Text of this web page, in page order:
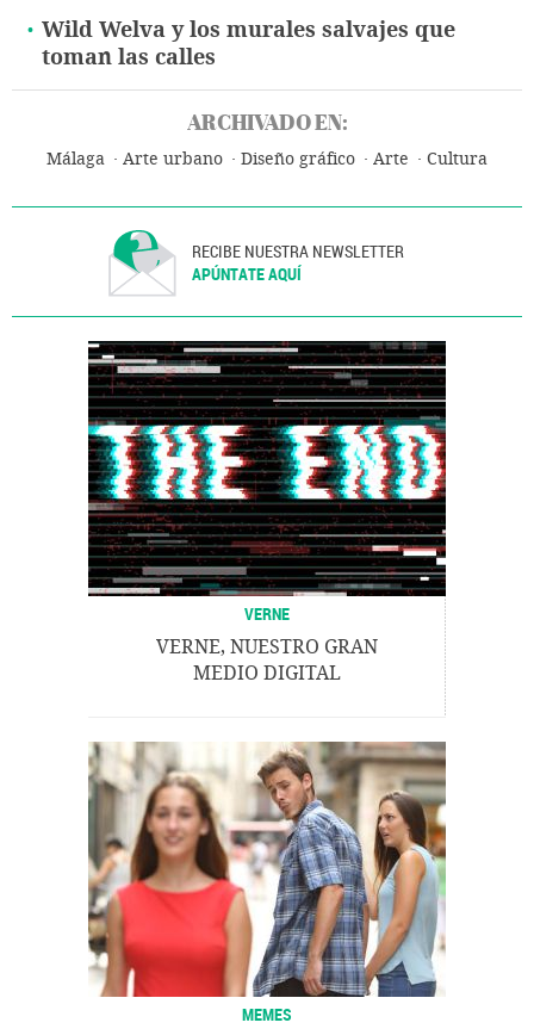
Wild Welva y los murales salvajes que
toman las calles
ARCHIVADO EN:
Málaga Arte urbano Diseño gráfico Arte Cultura
RECIBE NUESTRA NEWSLETTER
APÚNTATE AQUÍ
VERNE
VERNE, NUESTRO GRAN
MEDIO DIGITAL
MEMES